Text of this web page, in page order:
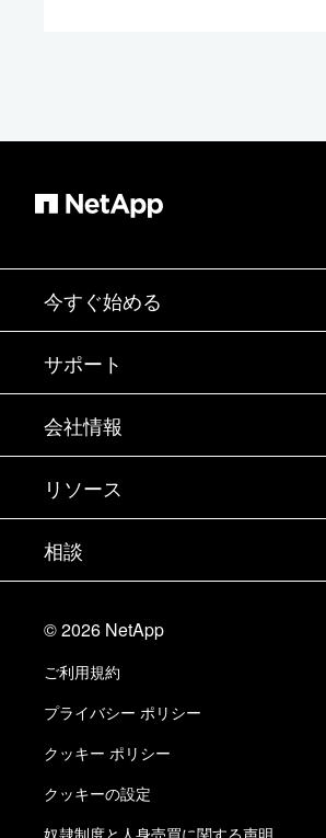
今すぐ始める
購入方法
営業チームへのお問い合わせ
パートナーを検索
エグゼクティブ ブリーフィング
製品A-Z
サポート
サポート
トレーニング
ドキュメント
ナレッジ ベース
コミュニティ
知識の習得
会社情報
会社情報
パートナー
採用情報
Trust Center
責任と持続可能性
品質に関する認定
NetApp Instaclustr
リソース
ニュースルーム
イベント
ブログ
カスタマー エクスペリエンス
ユーザ事例
相談
当サイトに関するフィードバック
アクセシビリティ
Eメールの登録
©2026 NetApp
ご利用規約
プライバシー ポリシー
クッキー ポリシー
クッキーの設定
奴隷制度と人身売買に関する声明